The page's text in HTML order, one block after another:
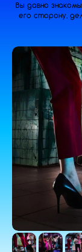
Вы давно
его сторону,